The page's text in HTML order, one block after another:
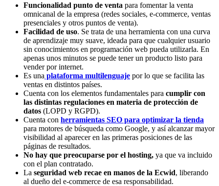
Funcionalidad punto de venta para fomentar la venta
omnicanal de la empresa (redes sociales, e-commerce, ventas
presenciales y otros puntos de venta).
Facilidad de uso. Se trata de una herramienta con una curva
de aprendizaje muy suave, ideada para que cualquier usuario
sin conocimientos en programación web pueda utilizarla. En
apenas unos minutos se puede tener un producto listo para
vender por internet.
Es una plataforma multilenguaje por lo que se facilita las
ventas en distintos países.
Cuenta con los elementos fundamentales para cumplir con
las distintas regulaciones en materia de protección de
datos (LOPD y RGPD).
Cuenta con herramientas SEO para optimizar la tienda
para motores de búsqueda como Google, y así alcanzar mayor
visibilidad al aparecer en las primeras posiciones de las
páginas de resultados.
No hay que preocuparse por el hosting, ya que va incluido
con el plan contratado.
La seguridad web recae en manos de la Ecwid, liberando
al dueño del e-commerce de esa responsabilidad.